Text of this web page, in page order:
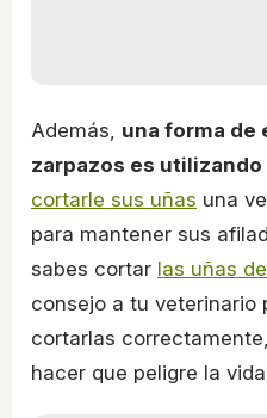
Además, una forma de
zarpazos es
cortarle sus uñas una
para mantener sus
sabes cortar las uñas
consejo a tu veterinario
cortarlas
hacer que peligre la